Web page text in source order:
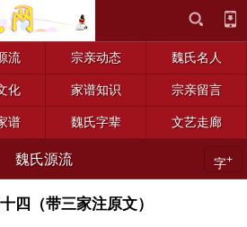
流 宗亲动态 魏氏名人
化 家谱知识 宗亲留言
谱 魏氏字辈 文艺走廊
魏氏源流 字+
四（带三家注原文）